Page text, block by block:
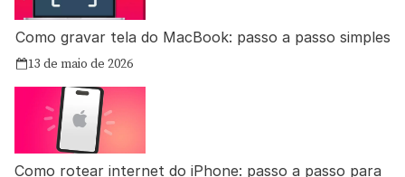
Como gravar tela do MacBook: passo a passo simples
13 de maio de 2026
Como rotear internet do iPhone: passo a passo para